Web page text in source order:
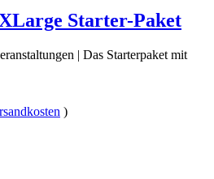
Starter-Paket
| Das Starterpaket mit
)